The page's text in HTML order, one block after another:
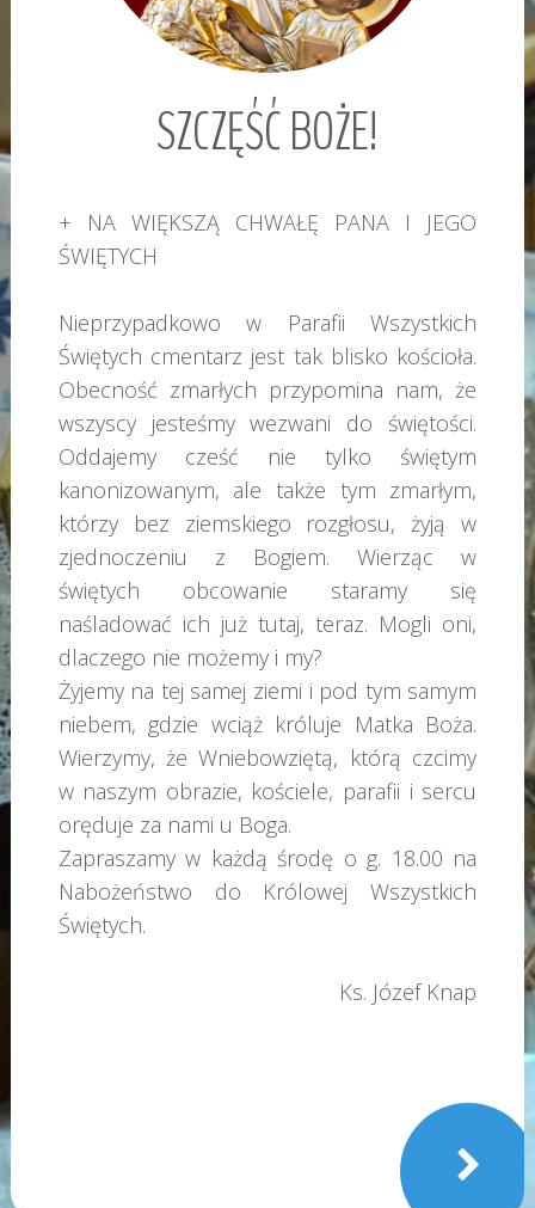
SZCZĘŚĆBOŻE!
+ NA WIĘKSZĄ CHWAŁĘ PANA I JEGO
ŚWIĘTYCH
Nieprzypadkowo w Parafii Wszystkich
Świętych cmentarz jest tak blisko kościoła.
Obecność zmarłych przypomina nam, że
wszyscy jesteśmy wezwani do świętości.
Oddajemy cześć nie tylko świętym
kanonizowanym, ale także tym zmarłym,
którzy bez ziemskiego rozgłosu, żyją w
zjednoczeniu z Bogiem. Wierząc w
świętych obcowanie staramy się
naśladować ich już tutaj, teraz. Mogli oni,
dlaczego nie możemy i my?
Żyjemy na tej samej ziemi i pod tym samym
niebem, gdzie wciąż króluje Matka Boża.
Wierzymy, że Wniebowziętą, którą czcimy
w naszym obrazie, kościele, parafii i sercu
oręduje za nami u Boga.
Zapraszamy w każdą środę o g. 18.00 na
Nabożeństwo do Królowej Wszystkich
Świętych.
Ks. Józef Knap